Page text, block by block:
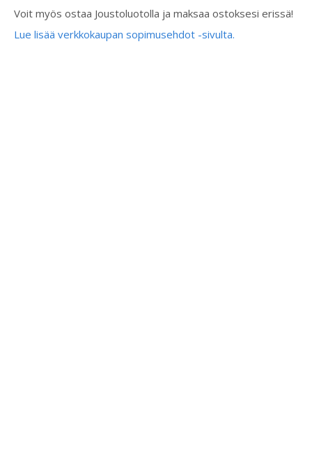
Voit myös ostaa Joustoluotolla ja maksaa ostoksesi erissä!
Lue lisää verkkokaupan sopimusehdot -sivulta.